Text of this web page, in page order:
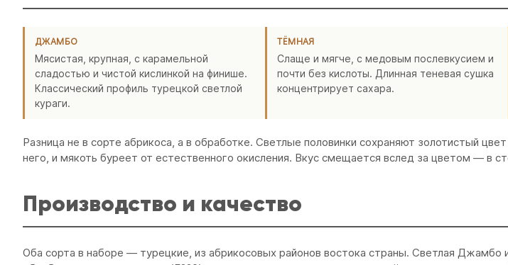
ДЖАМБО
Мясистая, крупная, с карамельной
сладостью и чистой кислинкой на финише.
Классический профиль турецкой светлой
кураги.
ТЁМНАЯ
Слаще и мягче, с медовым послевкусием и
почти без кислоты. Длинная теневая сушка
концентрирует сахара.
Разница не в сорте абрикоса, а в обработке. Светлые половинки сохраняют золотистый
него, и мякоть буреет от естественного окисления. Вкус смещается вслед за цветом — в
Производство и качество
Оба сорта в наборе — турецкие, из абрикосовых районов востока страны. Светлая